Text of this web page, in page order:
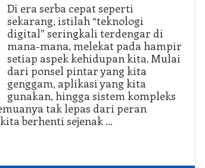
Di era serba cepat seperti
sekarang, istilah “teknologi
digital” seringkali terdengar di
mana-mana, melekat pada hampir
setiap aspek kehidupan kita. Mulai
dari ponsel pintar yang kita
genggam, aplikasi yang kita
gunakan, hingga sistem kompleks
tak lepas dari peran
berhenti sejenak …